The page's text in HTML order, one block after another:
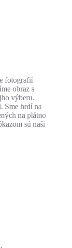
fotografií
obraz s
výberu.
Sme hrdí na
na plátno
sú naši